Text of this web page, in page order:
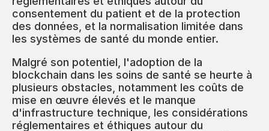
consentement du patient et de la protection
des données, et la normalisation limitée dans
les systèmes de santé du monde entier.
Malgré son potentiel, l'adoption de la
blockchain dans les soins de santé se heurte à
plusieurs obstacles, notamment les coûts de
mise en œuvre élevés et le manque
d'infrastructure technique, les considérations
réglementaires et éthiques autour du